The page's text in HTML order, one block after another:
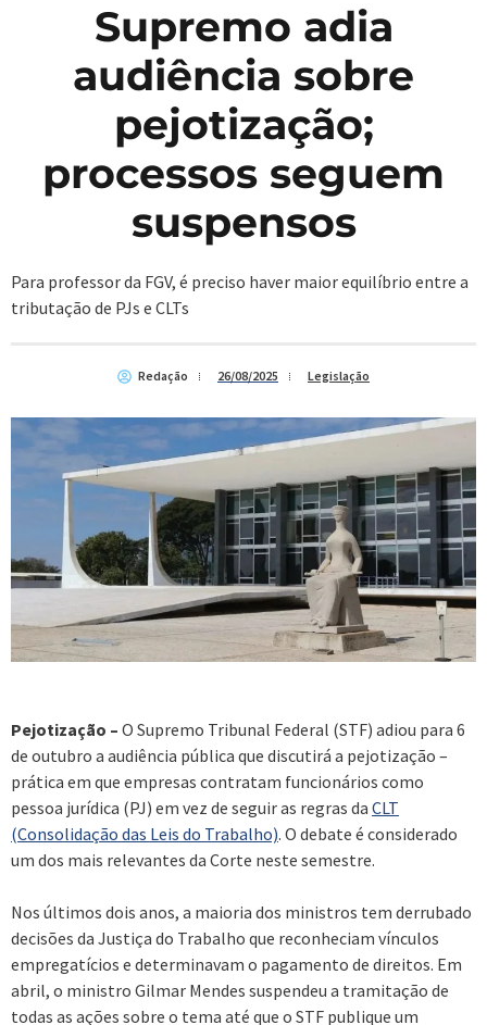
Supremo adia
audiência sobre
pejotização;
processos seguem
suspensos
Para professor da FGV, é preciso haver maior equilíbrio entre a
tributação de PJs e CLTs
Redação 26/08/2025 Legislação
Pejotização – O Supremo Tribunal Federal (STF) adiou para 6
de outubro a audiência pública que discutirá a pejotização –
prática em que empresas contratam funcionários como
pessoa jurídica (PJ) em vez de seguir as regras da CLT
(Consolidação das Leis do Trabalho). O debate é considerado
um dos mais relevantes da Corte neste semestre.
Nos últimos dois anos, a maioria dos ministros tem derrubado
decisões da Justiça do Trabalho que reconheciam vínculos
empregatícios e determinavam o pagamento de direitos. Em
abril, o ministro Gilmar Mendes suspendeu a tramitação de
todas as ações sobre o tema até que o STF publique um